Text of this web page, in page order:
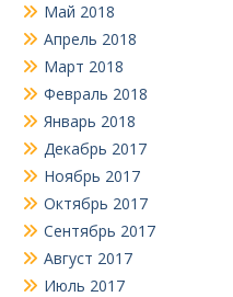
Май 2018
Апрель 2018
Март 2018
Февраль 2018
Январь 2018
Декабрь 2017
Ноябрь 2017
Октябрь 2017
Сентябрь 2017
Август 2017
Июль 2017